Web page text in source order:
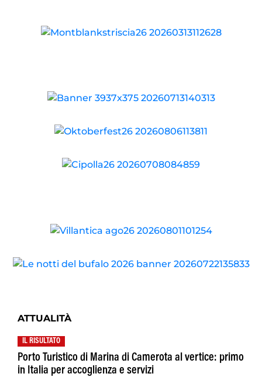
ATTUALITÀ
IL RISULTATO
Porto Turistico di Marina di Camerota al vertice: primo
in Italia per accoglienza e servizi